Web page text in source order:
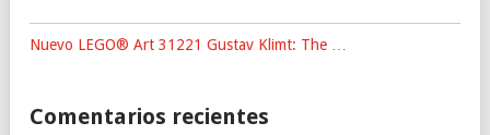
Nuevo LEGO® Art 31221 Gustav Klimt: The …
Comentarios recientes